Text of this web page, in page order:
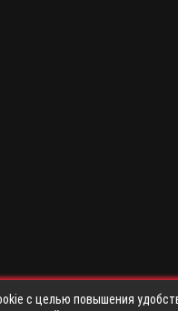
с целью повышения